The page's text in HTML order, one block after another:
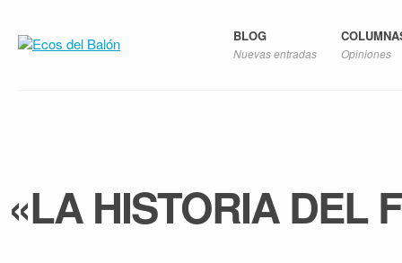
BLOG
Nuevas entradas Opiniones
«LA HISTORIA DEL